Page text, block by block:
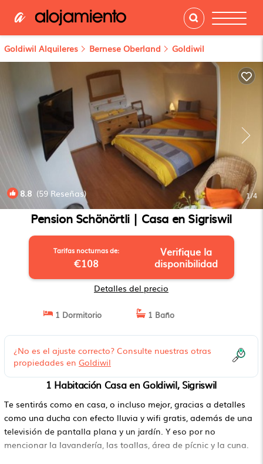
Goldiwil Alquileres Bernese Oberland Goldiwil
8.8 (59 Reseñas) 1/4
Pension Schönörtli | Casa en Sigriswil
Tarifas nocturnas de:
€108
Verifique la
disponibilidad
Detalles del precio
1 Dormitorio 1 Baño
¿No es el ajuste correcto? Consulte nuestras otras
propiedades en Goldiwil
1 Habitación Casa en Goldiwil, Sigriswil
Te sentirás como en casa, o incluso mejor, gracias a detalles
como una ducha con efecto lluvia y wifi gratis, además de una
televisión de pantalla plana y un jardín. Y eso por no
mencionar la lavandería, las toallas, área de pícnic y la cuna.